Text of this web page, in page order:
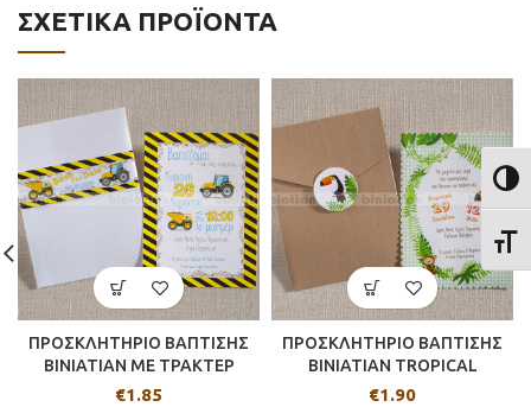
ΣΧΕΤΙΚΆ ΠΡΟΪΌΝΤΑ
ΠΡΟΣΚΛΗΤΗΡΙΟ ΒΑΠΤΙΣΗΣ
BINIATIAN ΜΕ ΤΡΑΚΤΕΡ
€1.85
ΠΡΟΣΚΛΗΤΗΡΙΟ ΒΑΠΤΙΣΗΣ
BINIATIAN TROPICAL
€1.90